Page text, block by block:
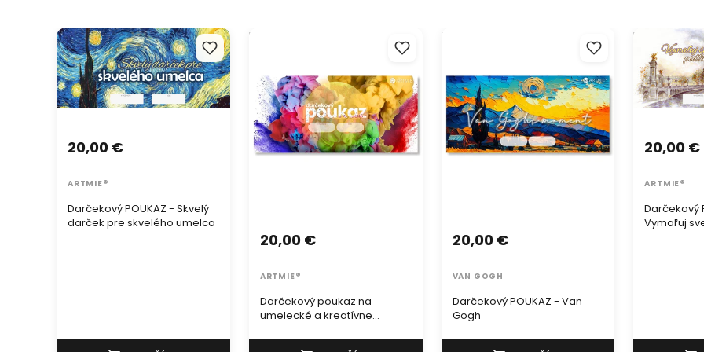
možnosť
Nechajte
do
Darujte
Darčekový POUKAZ - Skvelý
darček pre skvelého umelca
Darčekový POUKAZ - Skvelý
darček pre skvelého umelca
20,00 €
ARTMIE®
Darčekový poukaz na
umelecké a kreatívne potreby
Darčekový poukaz na
umelecké a kreatívne
20,00 €
ARTMIE®
Darčekový POUKAZ - Van Gogh
Darčekový POUKAZ - Van
Gogh
20,00 €
VAN GOGH
Darčekový
svet podľa
Darčekový
Vymaľuj
20,00 €
ARTMIE®